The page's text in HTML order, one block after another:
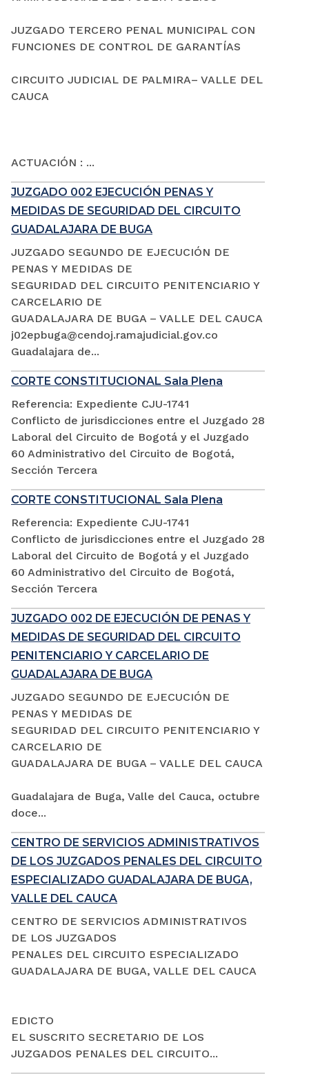
JUZGADO TERCERO PENAL MUNICIPAL CON
FUNCIONES DE CONTROL DE GARANTÍAS
CIRCUITO JUDICIAL DE PALMIRA– VALLE DEL
CAUCA
ACTUACIÓN : ...
JUZGADO 002 EJECUCIÓN PENAS Y
MEDIDAS DE SEGURIDAD DEL CIRCUITO
GUADALAJARA DE BUGA
JUZGADO SEGUNDO DE EJECUCIÓN DE
PENAS Y MEDIDAS DE
SEGURIDAD DEL CIRCUITO PENITENCIARIO Y
CARCELARIO DE
GUADALAJARA DE BUGA – VALLE DEL CAUCA
j02epbuga@cendoj.ramajudicial.gov.co
Guadalajara de...
CORTE CONSTITUCIONAL Sala Plena
Referencia: Expediente CJU-1741
Conflicto de jurisdicciones entre el Juzgado 28
Laboral del Circuito de Bogotá y el Juzgado
60 Administrativo del Circuito de Bogotá,
Sección Tercera
CORTE CONSTITUCIONAL Sala Plena
Referencia: Expediente CJU-1741
Conflicto de jurisdicciones entre el Juzgado 28
Laboral del Circuito de Bogotá y el Juzgado
60 Administrativo del Circuito de Bogotá,
Sección Tercera
JUZGADO 002 DE EJECUCIÓN DE PENAS Y
MEDIDAS DE SEGURIDAD DEL CIRCUITO
PENITENCIARIO Y CARCELARIO DE
GUADALAJARA DE BUGA
JUZGADO SEGUNDO DE EJECUCIÓN DE
PENAS Y MEDIDAS DE
SEGURIDAD DEL CIRCUITO PENITENCIARIO Y
CARCELARIO DE
GUADALAJARA DE BUGA – VALLE DEL CAUCA
Guadalajara de Buga, Valle del Cauca, octubre
doce...
CENTRO DE SERVICIOS ADMINISTRATIVOS
DE LOS JUZGADOS PENALES DEL CIRCUITO
ESPECIALIZADO GUADALAJARA DE BUGA,
VALLE DEL CAUCA
CENTRO DE SERVICIOS ADMINISTRATIVOS
DE LOS JUZGADOS
PENALES DEL CIRCUITO ESPECIALIZADO
GUADALAJARA DE BUGA, VALLE DEL CAUCA
EDICTO
EL SUSCRITO SECRETARIO DE LOS
JUZGADOS PENALES DEL CIRCUITO...